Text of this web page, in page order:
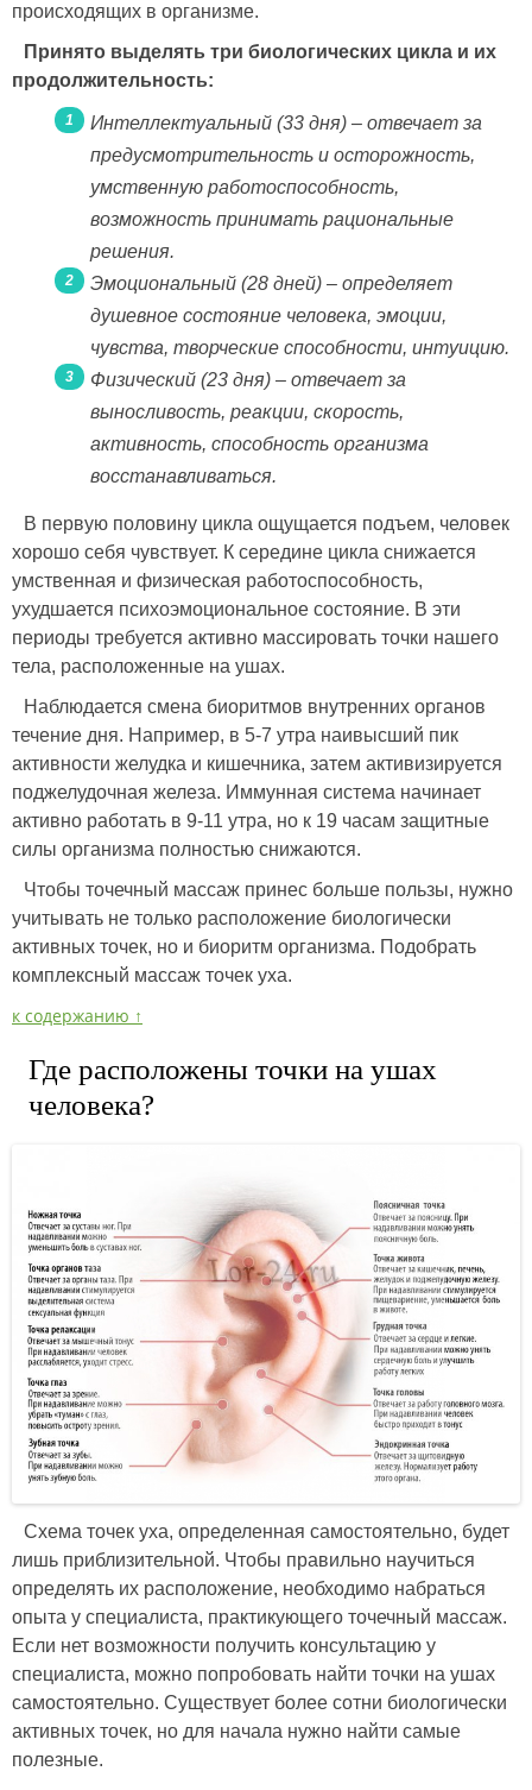
происходящих в организме.
Принято выделять три биологических цикла и их
продолжительность:
Интеллектуальный (33 дня) – отвечает за
предусмотрительность и осторожность,
умственную работоспособность,
возможность принимать рациональные
решения.
Эмоциональный (28 дней) – определяет
душевное состояние человека, эмоции,
чувства, творческие способности, интуицию.
Физический (23 дня) – отвечает за
выносливость, реакции, скорость,
активность, способность организма
восстанавливаться.
В первую половину цикла ощущается подъем, человек
хорошо себя чувствует. К середине цикла снижается
умственная и физическая работоспособность,
ухудшается психоэмоциональное состояние. В эти
периоды требуется активно массировать точки нашего
тела, расположенные на ушах.
Наблюдается смена биоритмов внутренних органов
течение дня. Например, в 5-7 утра наивысший пик
активности желудка и кишечника, затем активизируется
поджелудочная железа. Иммунная система начинает
активно работать в 9-11 утра, но к 19 часам защитные
силы организма полностью снижаются.
Чтобы точечный массаж принес больше пользы, нужно
учитывать не только расположение биологически
активных точек, но и биоритм организма. Подобрать
комплексный массаж точек уха.
к содержанию ↑
Где расположены точки на ушах
человека?
Схема точек уха, определенная самостоятельно, будет
лишь приблизительной. Чтобы правильно научиться
определять их расположение, необходимо набраться
опыта у специалиста, практикующего точечный массаж.
Если нет возможности получить консультацию у
специалиста, можно попробовать найти точки на ушах
самостоятельно. Существует более сотни биологически
активных точек, но для начала нужно найти самые
полезные.